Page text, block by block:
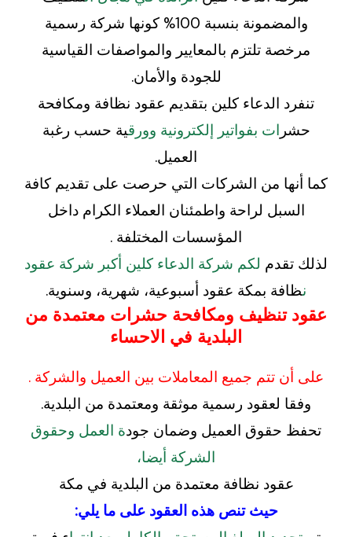
والمضمونة بنسبة 100% كونها شركة رسمية
مرخصة تلتزم بالمعايير والمواصفات القياسية
للجودة والأمان.
تنفرد الدعاء كلين بتقديم عقود نظافة ومكافحة
حشر ات بفواتير إلكترونية وورقية حسب رغبة
العميل.
كما أنها من الشركات التي حرصت على تقديم كافة
السبل لراحة واطمئنان العملاء الكرام داخل
المؤسسات المختلفة .
لذلك تقدم لكم شركة الدعاء كلين أكبر شركة عقود
نظافة بمكة عقود أسبوعية، شهرية، وسنوية.
عقود تنظيف ومكافحة حشرات معتمدة من
البلدية في الاحساء
على أن تتم جميع المعاملات بين العميل والشركة .
وفقا لعقود رسمية موثقة ومعتمدة من البلدية.
تحفظ حقوق العميل وضمان جودة العمل وحقوق
الشركة أيضا،
عقود نظافة معتمدة من البلدية في مكة
حيث تنص هذه العقود على ما يلي: